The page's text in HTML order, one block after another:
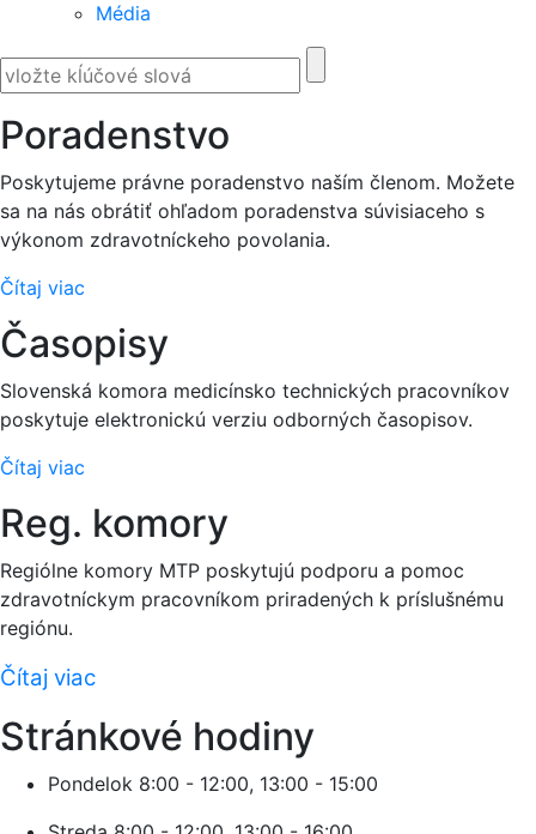
Média
Poradenstvo
Poskytujeme právne poradenstvo naším členom. Možete
sa na nás obrátiť ohľadom poradenstva súvisiaceho s
výkonom zdravotníckeho povolania.
Čítaj viac
Časopisy
Slovenská komora medicínsko technických pracovníkov
poskytuje elektronickú verziu odborných časopisov.
Čítaj viac
Reg. komory
Regiólne komory MTP poskytujú podporu a pomoc
zdravotníckym pracovníkom priradených k príslušnému
regiónu.
Čítaj viac
Stránkové hodiny
Pondelok 8:00 - 12:00, 13:00 - 15:00